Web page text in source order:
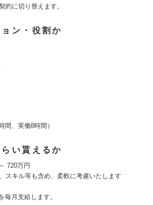
約に切り替えます。
ン・役割か
間、実働8時間）
い貰えるか
720万円
スキル等も含め、柔軟に考慮いたします
毎月支給します。